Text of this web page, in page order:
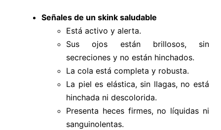
Señales de un skink saludable
Está activo y alerta.
Sus ojos están brillosos, sin
secreciones y no están hinchados.
La cola está completa y robusta.
La piel es elástica, sin llagas, no está
hinchada ni descolorida.
Presenta heces firmes, no líquidas ni
sanguinolentas.